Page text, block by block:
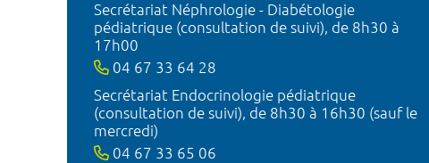
Secrétariat Néphrologie - Diabétologie
pédiatrique (consultation de suivi), de 8h30 à
17h00
04 67 33 64 28
Secrétariat Endocrinologie pédiatrique
(consultation de suivi), de 8h30 à 16h30 (sauf le
mercredi)
04 67 33 65 06